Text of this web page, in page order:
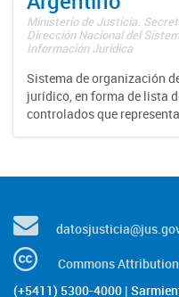
Ministerio de Justicia.
Dirección Nacional del
Información Jurídica
Sistema de organización
jurídico, en forma de lista
controlados que
Commons
(+5411) 5300-4000 |